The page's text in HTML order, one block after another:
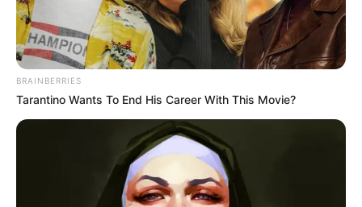
BRAINBERRIES
Tarantino Wants To End His Career With This Movie?